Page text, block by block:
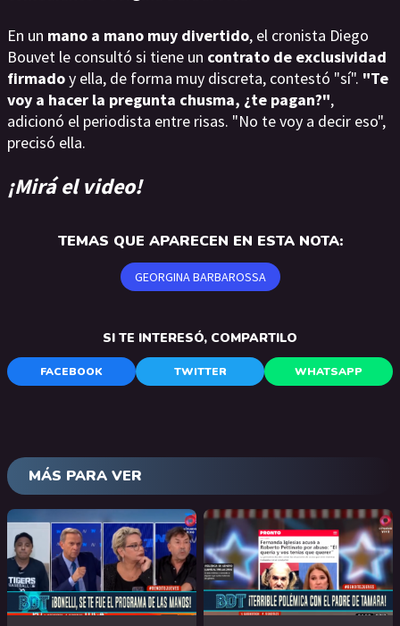
En un mano a mano muy divertido, el cronista Diego
Bouvet le consultó si tiene un contrato de exclusividad
firmadoy ella, de forma muy discreta, contestó "sí". "Te
voy a hacer la pregunta chusma, ¿te pagan?",
adicionó el periodista entre risas. "No te voy a decir eso",
precisó ella.
¡Mirá el video!
TEMAS QUE APARECEN EN ESTA NOTA:
GEORGINA BARBAROSSA
SI TE INTERESÓ, COMPARTILO
FACEBOOK TWITTER WHATSAPP
MÁS PARA VER